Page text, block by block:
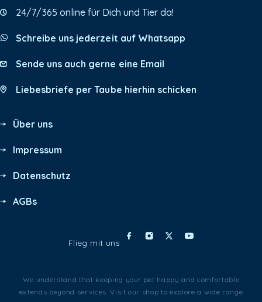
24/7/365 online für Dich und Tier da!
Schreibe uns jederzeit auf Whatsapp
Sende uns auch gerne eine Email
Liebesbriefe per Taube hierhin schicken
Über uns
Impressum
Datenschutz
AGBs
Flieg mit uns
We understand that keeping your pet happy and comfortable
extends beyond services. Visit our shop to explore a wide range